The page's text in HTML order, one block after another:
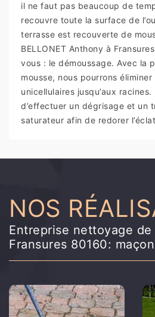
il ne faut pas beaucoup de
recouvre toute la surface de
terrasse est recouverte de
BELLONET Anthony à
vous : le démoussage. Avec la
mousse, nous pourrons
unicellulaires jusqu’aux racines.
d’effectuer un dégrisage et un
saturateur afin de redorer
NOS
Entreprise nettoyage de
Fransures 80160: